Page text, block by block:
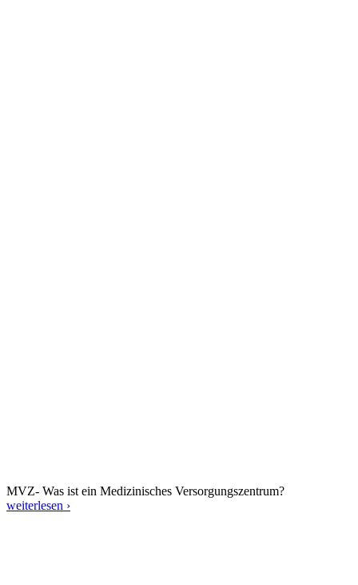
MVZ- Was ist ein Medizinisches Versorgungszentrum?
weiterlesen ›